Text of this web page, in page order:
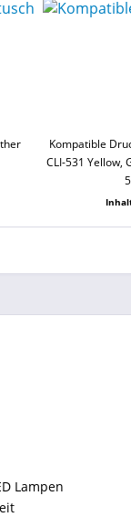
Kompatible
CLI-531 Yellow,
Lampen